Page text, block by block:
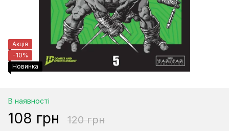
Акція
−10%
Новинка
В наявності
108 грн 120 грн